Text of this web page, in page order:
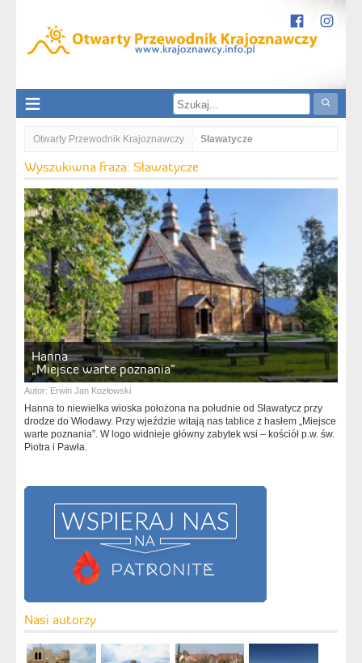
Otwarty Przewodnik Krajoznawczy Sławatycze
Wyszukiwna fraza: Sławatycze
Hanna
„Miejsce warte poznania”
Autor: Erwin Jan Kozłowski
Hanna to niewielka wioska położona na południe od Sławatycz przy
drodze do Włodawy. Przy wjeździe witają nas tablice z hasłem „Miejsce
warte poznania”. W logo widnieje główny zabytek wsi – kościół p.w. św.
Piotra i Pawła.
Nasi autorzy